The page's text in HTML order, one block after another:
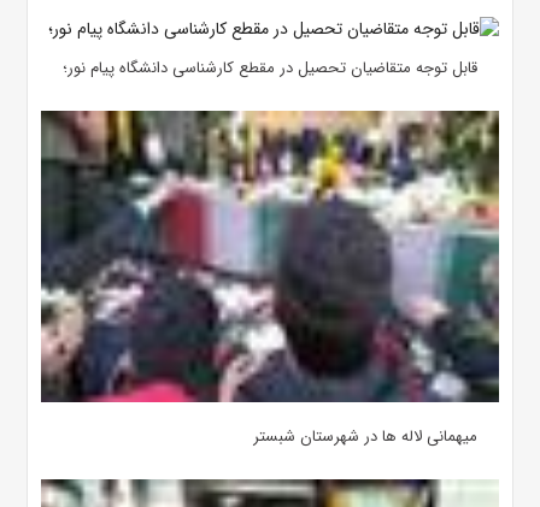
قابل توجه متقاضیان تحصیل در مقطع کارشناسی دانشگاه پیام نور؛
میهمانی لاله ها در شهرستان شبستر